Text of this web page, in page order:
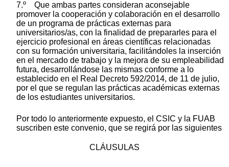
7.º Que ambas partes consideran aconsejable
promover la cooperación y colaboración en el desarrollo
de un programa de prácticas externas para
universitarios/as, con la finalidad de prepararles para el
ejercicio profesional en áreas científicas relacionadas
con su formación universitaria, facilitándoles la inserción
en el mercado de trabajo y la mejora de su empleabilidad
futura, desarrollándose las mismas conforme a lo
establecido en el Real Decreto 592/2014, de 11 de julio,
por el que se regulan las prácticas académicas externas
de los estudiantes universitarios.
Por todo lo anteriormente expuesto, el CSIC y la FUAB
suscriben este convenio, que se regirá por las siguientes
CLÁUSULAS